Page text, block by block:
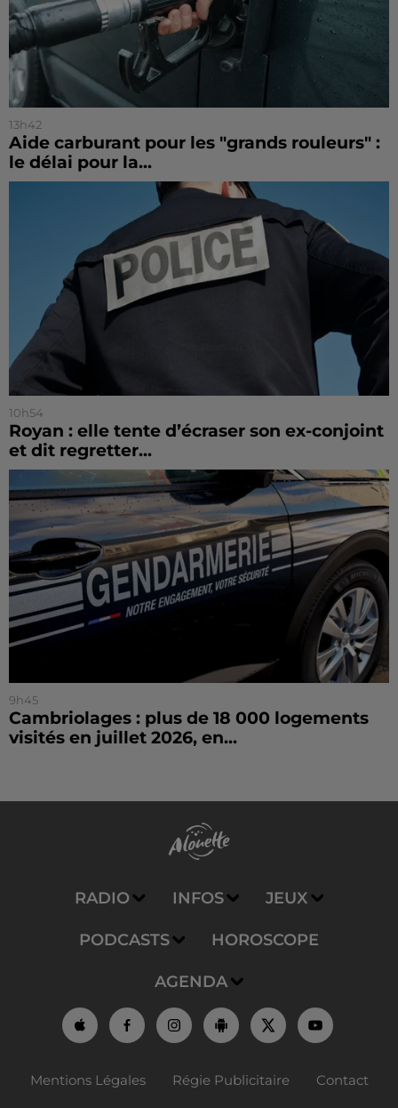
13h42
Aide carburant pour les "grands rouleurs" :
le délai pour la...
10h54
Royan : elle tente d’écraser son ex-conjoint
et dit regretter...
9h45
Cambriolages : plus de 18 000 logements
visités en juillet 2026, en...
RADIO INFOS JEUX
PODCASTS HOROSCOPE
AGENDA
Mentions Légales Régie Publicitaire Contact